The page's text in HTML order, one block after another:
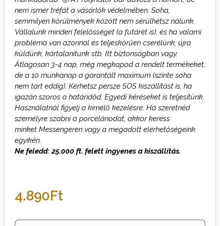
nem ismer tréfát a vásárlók védelmében. Soha,
semmilyen körülmények között nem sérülhetsz nálunk.
Vállalunk minden felelősséget (a futárét is), és ha valami
probléma van azonnal és teljeskörűen cserélünk, újra
küldünk, kártalanítunk stb. Itt biztonságban vagy.
Átlagosan 3-4 nap, még megkapod a rendelt termékeket,
de a 10 munkanap a garantált maximum (szinte soha
nem tart eddig). Kérhetsz persze SOS kiszállítást is, ha
igazán szoros a határidőd. Egyedi kéréseket is teljesítünk.
Használatnál figyelj a kímélő kezelésre. Ha szeretnéd
személyre szabni a porcelánodat, akkor keress
minket Messengeren vagy a megadott elérhetőségeink
egyikén.
Ne feledd: 25.000 ft. felett ingyenes a kiszállítás.
4.890Ft